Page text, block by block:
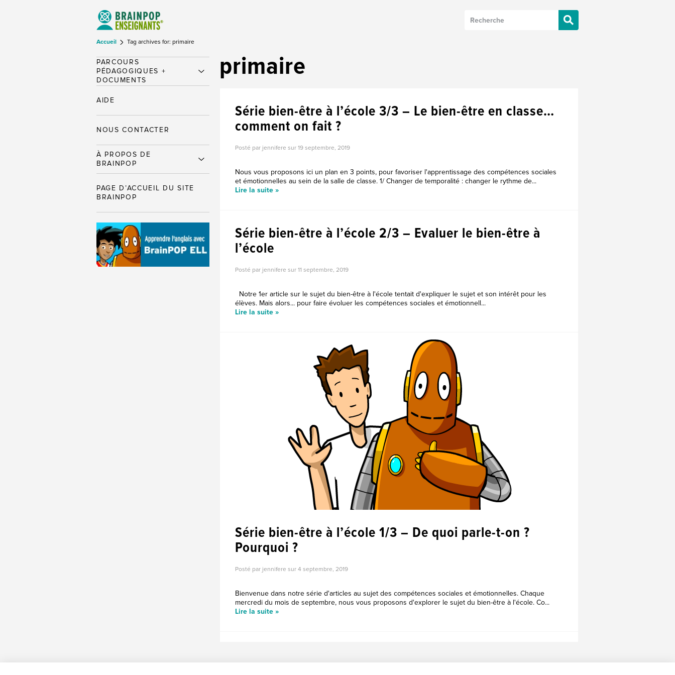
Accueil Tag archives for: primaire
primaire
Série bien-être à l’école 3/3 – Le bien-être en classe…
comment on fait ?
Posté par jennifere sur 19 septembre, 2019
Nous vous proposons ici un plan en 3 points, pour favoriser l'apprentissage des compétences sociales
et émotionnelles au sein de la salle de classe. 1/ Changer de temporalité : changer le rythme de...
Lire la suite »
Série bien-être à l’école 2/3 – Evaluer le bien-être à
l’école
Posté par jennifere sur 11 septembre, 2019
Notre 1er article sur le sujet du bien-être à l'école tentait d'expliquer le sujet et son intérêt pour les
élèves. Mais alors... pour faire évoluer les compétences sociales et émotionnell...
Lire la suite »
Série bien-être à l’école 1/3 – De quoi parle-t-on ?
Pourquoi ?
Posté par jennifere sur 4 septembre, 2019
Bienvenue dans notre série d'articles au sujet des compétences sociales et émotionnelles. Chaque
mercredi du mois de septembre, nous vous proposons d'explorer le sujet du bien-être à l'école. Co...
Lire la suite »
PARCOURS
PÉDAGOGIQUES +
DOCUMENTS
AIDE
NOUS CONTACTER
À PROPOS DE
BRAINPOP
PAGE D’ACCUEIL DU SITE
BRAINPOP